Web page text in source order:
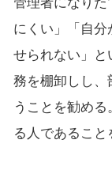
にくい」「自
せられない」と
務を棚卸しし、
うことを勧め
る人であること